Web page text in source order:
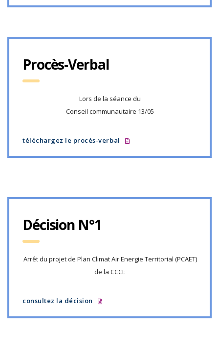
Procès-Verbal
Lors de la séance du
Conseil communautaire 13/05
téléchargez le procès-verbal
Décision N°1
Arrêt du projet de Plan Climat Air Energie Territorial (PCAET)
de la CCCE
consultez la décision